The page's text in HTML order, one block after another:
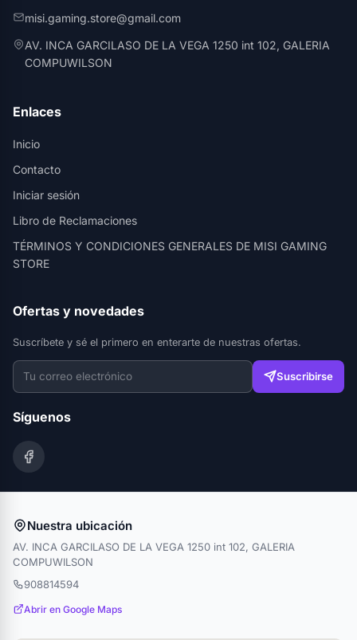
misi.gaming.store@gmail.com
AV. INCA GARCILASO DE LA VEGA 1250 int 102, GALERIA
COMPUWILSON
Enlaces
Inicio
Contacto
Iniciar sesión
Libro de Reclamaciones
TÉRMINOS Y CONDICIONES GENERALES DE MISI GAMING
STORE
Ofertas y novedades
Suscríbete y sé el primero en enterarte de nuestras ofertas.
Suscribirse
Síguenos
Nuestra ubicación
AV. INCA GARCILASO DE LA VEGA 1250 int 102, GALERIA
COMPUWILSON
908814594
Abrir en Google Maps